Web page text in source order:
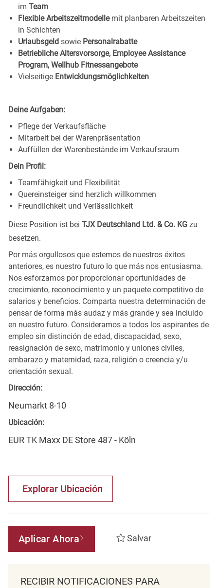
im Team
Flexible Arbeitszeitmodelle mit planbaren Arbeitszeiten
in Schichten
Urlaubsgeld sowie Personalrabatte
Betriebliche Altersvorsorge, Employee Assistance
Program, Wellhub Fitnessangebote
Vielseitige Entwicklungsmöglichkeiten
Deine Aufgaben:
Pflege der Verkaufsfläche
Mitarbeit bei der Warenpräsentation
Auffüllen der Warenbestände im Verkaufsraum
Dein Profil:
Teamfähigkeit und Flexibilität
Quereinsteiger sind herzlich willkommen
Freundlichkeit und Verlässlichkeit
Diese Position ist bei TJX Deutschland Ltd. & Co. KG zu
besetzen.
Por más orgullosos que estemos de nuestros éxitos
anteriores, es nuestro futuro lo que más nos entusiasma.
Nos esforzamos por proporcionar oportunidades de
crecimiento, reconocimiento y un paquete competitivo de
salarios y beneficios. Comparta nuestra determinación de
pensar de forma más audaz y más grande y sea incluido
en nuestro futuro. Consideramos a todos los aspirantes de
empleo sin distinción de edad, discapacidad, sexo,
reasignación de sexo, matrimonio y uniones civiles,
embarazo y maternidad, raza, religión o creencia y/u
orientación sexual.
Dirección:
Neumarkt 8-10
Ubicación:
EUR TK Maxx DE Store 487 - Köln
Explorar Ubicación
Aplicar Ahora Salvar
RECIBIR NOTIFICACIONES PARA